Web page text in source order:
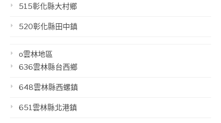
515彰化縣大村鄉
520彰化縣田中鎮
o雲林地區
636雲林縣台西鄉
648雲林縣西螺鎮
651雲林縣北港鎮